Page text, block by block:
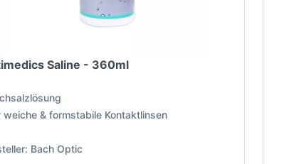
Saline - 360ml
weiche & formstabile Kontaktlinsen
Bach Optic